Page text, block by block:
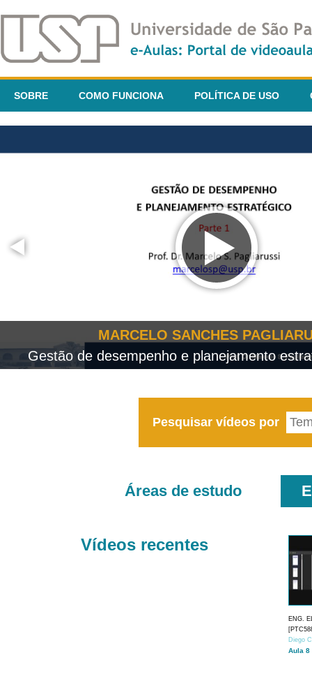
SOBRE COMO FUNCIONA POLÍTICA DE USO
MARCELO SANCHES
Gestão de desempenho e planejamento
Pesquisar vídeos por
Áreas de estudo
Vídeos recentes
ENG.
Diego
Aula 8